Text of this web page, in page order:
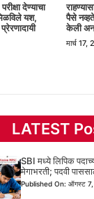
देण्याचा
यश,
पैसे
केली
मार्च
LATEST
SBI मध्ये लिपिक
मेगाभरती; पदवी
Published On: ऑगस्ट